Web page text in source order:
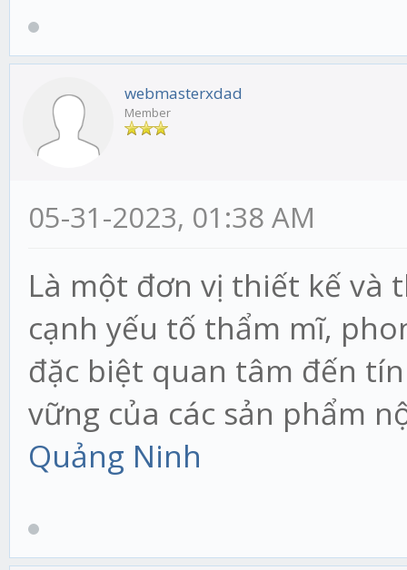
webmasterxdad
Member
05-31-2023, 01:38 AM
Là một đơn vị thiết kế và
cạnh yếu tố thẩm mĩ,
đặc biệt quan tâm đến
vững của các sản phẩm
Quảng Ninh